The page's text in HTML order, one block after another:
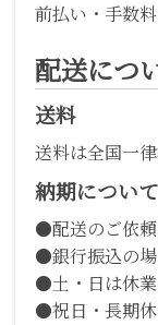
前払い・手数
配送につ
送料
送料は全国一
納期について
●配送のご依
●銀行振込の
●土・日は休
●祝日・長期